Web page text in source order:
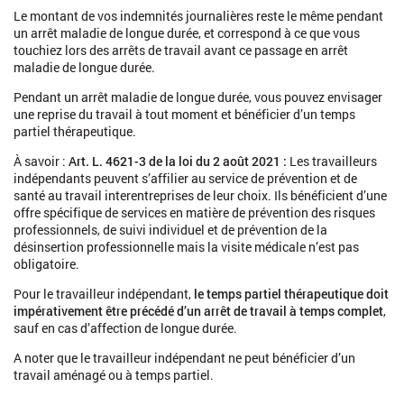
Le montant de vos indemnités journalières reste le même pendant
un arrêt maladie de longue durée, et correspond à ce que vous
touchiez lors des arrêts de travail avant ce passage en arrêt
maladie de longue durée.
Pendant un arrêt maladie de longue durée, vous pouvez envisager
une reprise du travail à tout moment et bénéficier d’un temps
partiel thérapeutique.
À savoir : Art. L. 4621-3 de la loi du 2 août 2021 : Les travailleurs
indépendants peuvent s’affilier au service de prévention et de
santé au travail interentreprises de leur choix. Ils bénéficient d’une
offre spécifique de services en matière de prévention des risques
professionnels, de suivi individuel et de prévention de la
désinsertion professionnelle mais la visite médicale n’est pas
obligatoire.
Pour le travailleur indépendant, le temps partiel thérapeutique doit
impérativement être précédé d’un arrêt de travail à temps complet,
sauf en cas d’affection de longue durée.
A noter que le travailleur indépendant ne peut bénéficier d’un
travail aménagé ou à temps partiel.